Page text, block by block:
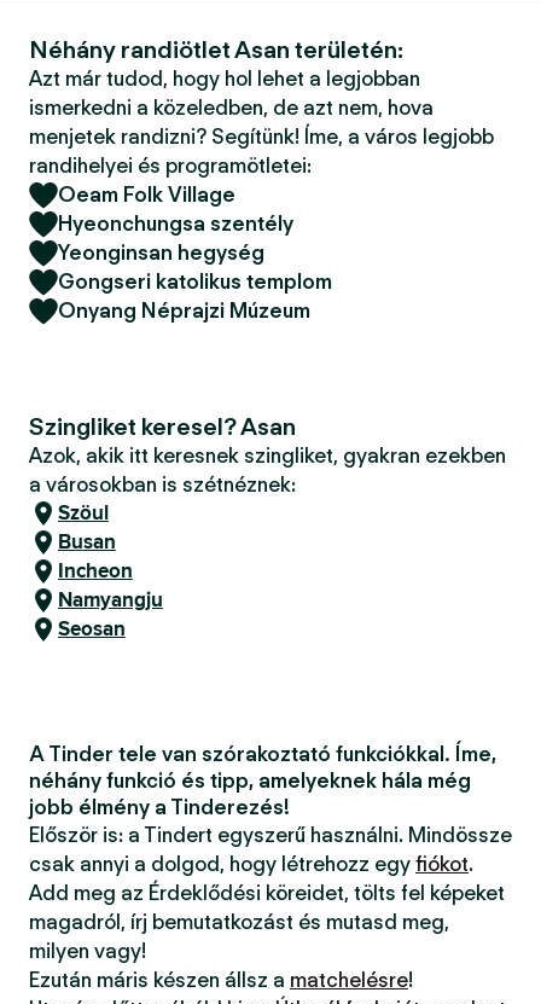
Néhány randiötlet Asan területén:
Azt már tudod, hogy hol lehet a legjobban
ismerkedni a közeledben, de azt nem, hova
menjetek randizni? Segítünk! Íme, a város legjobb
randihelyei és programötletei:
Oeam Folk Village
Hyeonchungsa szentély
Yeonginsan hegység
Gongseri katolikus templom
Onyang Néprajzi Múzeum
Szingliket keresel? Asan
Azok, akik itt keresnek szingliket, gyakran ezekben
a városokban is szétnéznek:
Szöul
Busan
Incheon
Namyangju
Seosan
A Tinder tele van szórakoztató funkciókkal. Íme,
néhány funkció és tipp, amelyeknek hála még
jobb élmény a Tinderezés!
Először is: a Tindert egyszerű használni. Mindössze
csak annyi a dolgod, hogy létrehozz egy fiókot.
Add meg az Érdeklődési köreidet, tölts fel képeket
magadról, írj bemutatkozást és mutasd meg,
milyen vagy!
Ezután máris készen állsz a matchelésre!